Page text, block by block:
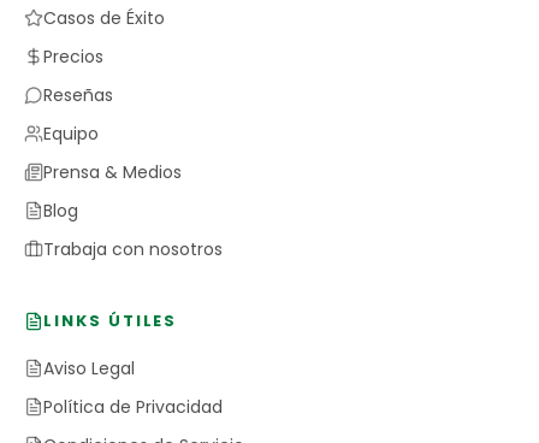
Casos de Éxito
Precios
Reseñas
Equipo
Prensa & Medios
Blog
Trabaja con nosotros
LINKS ÚTILES
Aviso Legal
Política de Privacidad